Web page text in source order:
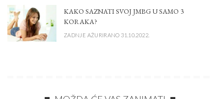
KAKO SAZNATI SVOJ JMBG U SAMO 3
KORAKA?
ZADNJE AŽURIRANO 31.10.2022.